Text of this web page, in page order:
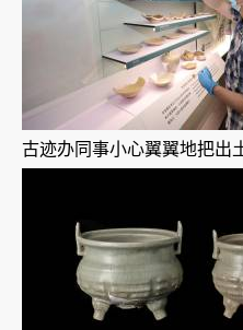
古迹办同事小心翼翼地把出